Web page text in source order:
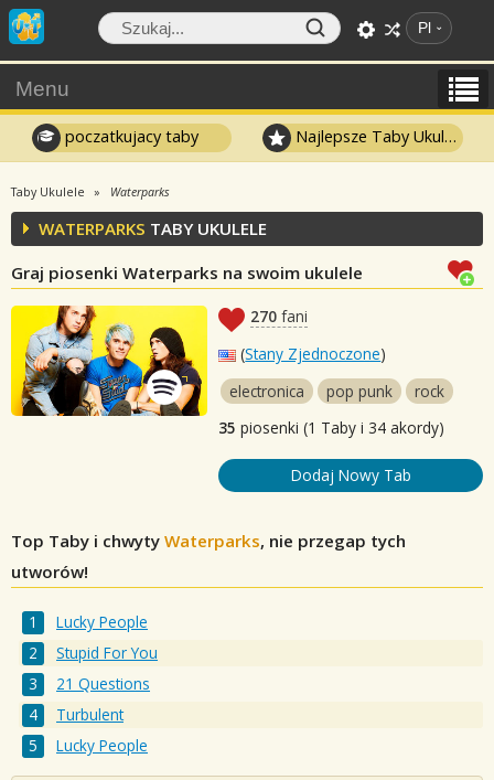
Pl
Menu
poczatkujacy taby Najlepsze Taby Ukulele
Taby Ukulele Waterparks
WATERPARKS TABY UKULELE
Graj piosenki Waterparks na swoim ukulele
270 fani
(Stany Zjednoczone)
electronica
pop punk
rock
35 piosenki (1 Taby i 34 akordy)
Dodaj Nowy Tab
Top Taby i chwyty Waterparks, nie przegap tych
utworów!
Lucky People
Stupid For You
21 Questions
Turbulent
Lucky People